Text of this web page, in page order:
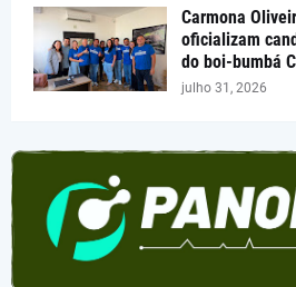
Carmona
oficializam
do boi-bumbá
julho 31, 2026